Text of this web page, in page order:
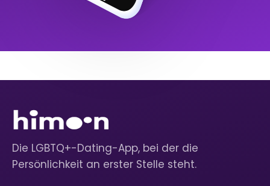
Die LGBTQ+-Dating-App, bei der die
Persönlichkeit an erster Stelle steht.